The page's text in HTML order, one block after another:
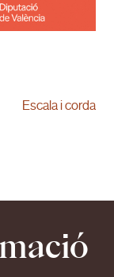
Escala i corda